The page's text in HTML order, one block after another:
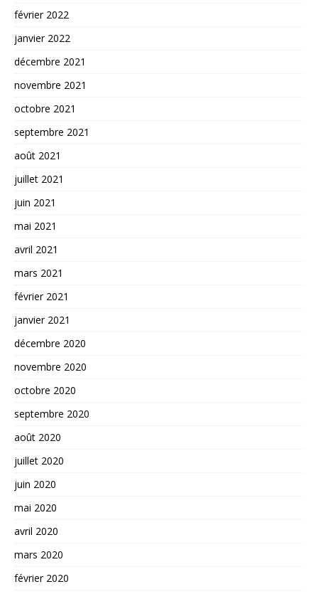
février 2022
janvier 2022
décembre 2021
novembre 2021
octobre 2021
septembre 2021
août 2021
juillet 2021
juin 2021
mai 2021
avril 2021
mars 2021
février 2021
janvier 2021
décembre 2020
novembre 2020
octobre 2020
septembre 2020
août 2020
juillet 2020
juin 2020
mai 2020
avril 2020
mars 2020
février 2020